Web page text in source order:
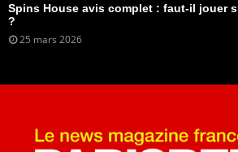
Spins House avis complet : faut-il jouer
?
25 mars 2026